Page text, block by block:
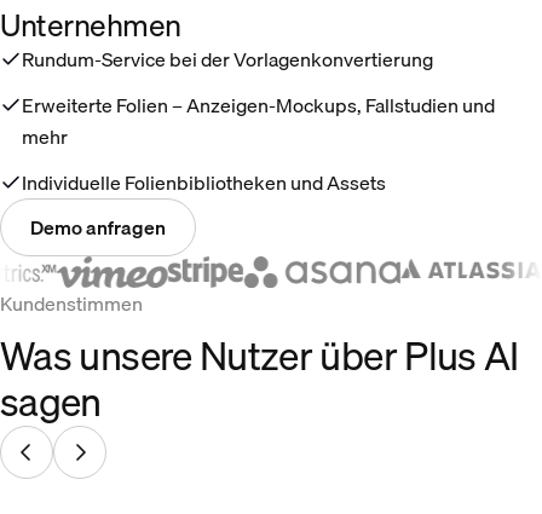
Unternehmen
Rundum-Service bei der Vorlagenkonvertierung
Erweiterte Folien – Anzeigen-Mockups, Fallstudien und
mehr
Individuelle Folienbibliotheken und Assets
Demo anfragen
Kundenstimmen
Was unsere Nutzer über Plus AI
sagen